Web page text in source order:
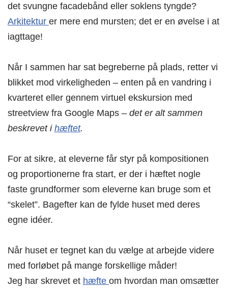
det svungne facadebånd eller soklens tyngde?
Arkitektur er mere end mursten; det er en øvelse i at
iagttage!
Når I sammen har sat begreberne på plads, retter vi
blikket mod virkeligheden – enten på en vandring i
kvarteret eller gennem virtuel ekskursion med
streetview fra Google Maps – det er alt sammen
beskrevet i hæftet.
For at sikre, at eleverne får styr på kompositionen
og proportionerne fra start, er der i hæftet nogle
faste grundformer som eleverne kan bruge som et
“skelet”. Bagefter kan de fylde huset med deres
egne idéer.
Når huset er tegnet kan du vælge at arbejde videre
med forløbet på mange forskellige måder!
Jeg har skrevet et hæfte om hvordan man omsætter